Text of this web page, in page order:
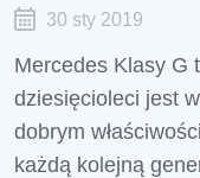
30 sty 2019
Mercedes Klasy G
dziesięcioleci jest
dobrym
każdą kolejną